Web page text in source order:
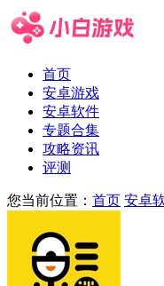
首页
安卓游戏
安卓软件
专题合集
攻略资讯
评测
您当前位置： 首页 安卓